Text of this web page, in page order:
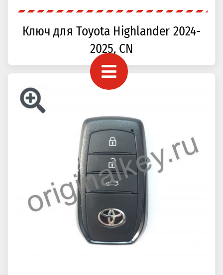
Ключ для Toyota Highlander 2024-
2025, CN